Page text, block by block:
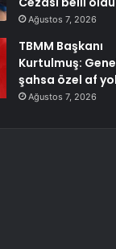
Ağustos 7, 2026
TBMM Başkanı
Kurtulmuş:
şahsa özel af
Ağustos 7, 2026